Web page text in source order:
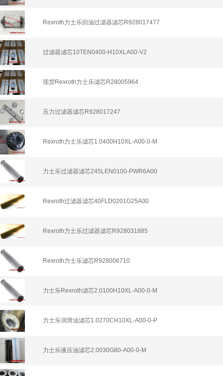
Rexroth力士乐回油过滤器滤芯R928017477
过滤器滤芯10TEN0400-H10XLA00-V2
现货Rexroth力士乐滤芯R28005964
压力过滤器滤芯R928017247
Rexroth力士乐滤芯1.0400H10XL-A00-0-M
力士乐过滤器滤芯245LEN0100-PWR6A00
Rexroth过滤器滤芯40FLD0201G25A00
Rexroth力士乐过滤器滤芯R928031885
Rexroth力士乐滤芯R928006710
力士乐Rexroth滤芯2.0100H10XL-A00-0-M
力士乐润滑油滤芯1.0270CH10XL-A00-0-P
力士乐液压油滤芯2.0030G80-A00-0-M